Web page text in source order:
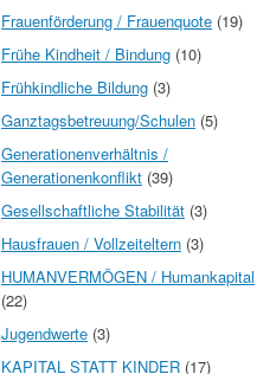
Frauenförderung / Frauenquote (19)
Frühe Kindheit / Bindung (10)
Frühkindliche Bildung (3)
Ganztagsbetreuung/Schulen (5)
Generationenverhältnis /
Generationenkonflikt (39)
Gesellschaftliche Stabilität (3)
Hausfrauen / Vollzeiteltern (3)
HUMANVERMÖGEN / Humankapital
(22)
Jugendwerte (3)
KAPITAL STATT KINDER (17)